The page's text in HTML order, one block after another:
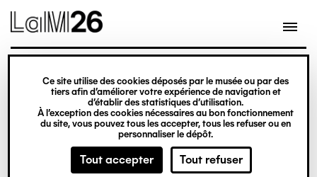
Gestion des cookies
Ce site utilise des cookies déposés par le musée ou par des
tiers afin d’améliorer votre expérience de navigation et
d’établir des statistiques d’utilisation.
À l’exception des cookies nécessaires au bon fonctionnement
du site, vous pouvez tous les accepter, tous les refuser ou en
personnaliser le dépôt.
Tout accepter Tout refuser
contenu